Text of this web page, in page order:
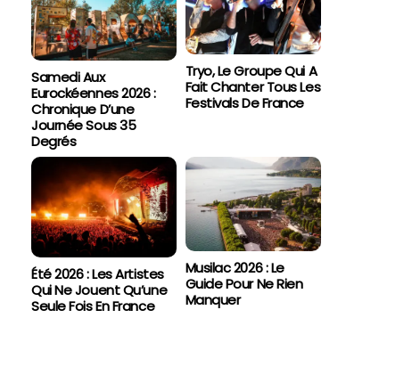
Samedi Aux
Eurockéennes 2026 :
Chronique D’une
Journée Sous 35
Degrés
Tryo, Le Groupe Qui A
Fait Chanter Tous Les
Festivals De France
Été 2026 : Les Artistes
Qui Ne Jouent Qu’une
Seule Fois En France
Musilac 2026 : Le
Guide Pour Ne Rien
Manquer